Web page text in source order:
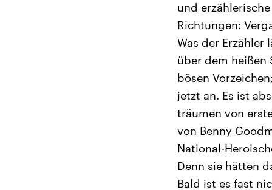
und
Richtungen:
Was der Erzähler
über dem heißen
bösen
jetzt an. Es ist
träumen von
von Benny
National-
Denn sie hätten
Bald ist es fast